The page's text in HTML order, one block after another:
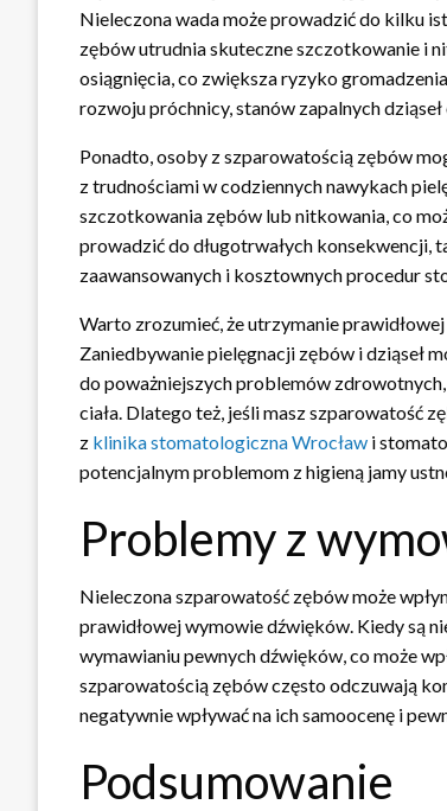
Nieleczona wada może prowadzić do kilku
zębów utrudnia skuteczne szczotkowanie i
osiągnięcia, co zwiększa ryzyko
rozwoju próchnicy, stanów zapalnych
Ponadto, osoby z szparowatością zębów
z trudnościami w codziennych nawykach
szczotkowania zębów lub nitkowania, co
prowadzić do długotrwałych
zaawansowanych i kosztownych procedur
Warto zrozumieć, że utrzymanie
Zaniedbywanie pielęgnacji zębów i dziąseł
do poważniejszych problemów
ciała. Dlatego też, jeśli masz szparowatość
z klinika stomatologiczna Wrocław i
potencjalnym problemom z higieną jamy
Problemy z
Nieleczona szparowatość zębów może
prawidłowej wymowie dźwięków. Kiedy są
wymawianiu pewnych dźwięków, co może
szparowatością zębów często odczuwają
negatywnie wpływać na ich samoocenę i
Podsumowanie